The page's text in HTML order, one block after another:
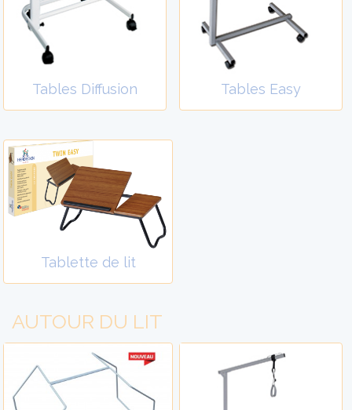
Tables Diffusion Tables Easy
Tablette de lit
AUTOUR DU LIT